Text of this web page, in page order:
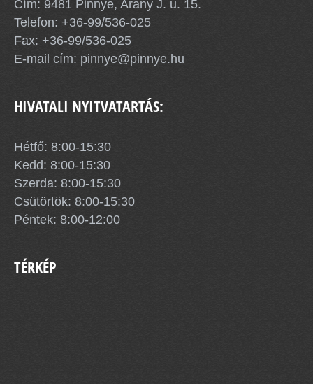
Cím: 9481 Pinnye, Arany J. u. 15.
Telefon: +36-99/536-025
Fax: +36-99/536-025
E-mail cím: pinnye@pinnye.hu
HIVATALI NYITVATARTÁS:
Hétfő: 8:00-15:30
Kedd: 8:00-15:30
Szerda: 8:00-15:30
Csütörtök: 8:00-15:30
Péntek: 8:00-12:00
TÉRKÉP